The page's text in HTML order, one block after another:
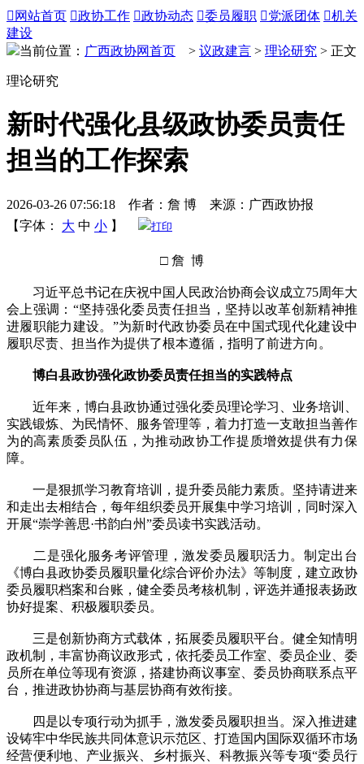
 网站首页 政协工作 政协动态 委员履职 党派团体 机关
建设
当前位置： 广西政协网首页 > 议政建言 > 理论研究 > 正文
理论研究
新时代强化县级政协委员责任
担当的工作探索
2026-03-26 07:56:18 作者：詹 博 来源：广西政协报
【字体：
大 中 小 】 打印
□ 詹 博
习近平总书记在庆祝中国人民政治协商会议成立75周年大
会上强调：“坚持强化委员责任担当，坚持以改革创新精神推
进履职能力建设。”为新时代政协委员在中国式现代化建设中
履职尽责、担当作为提供了根本遵循，指明了前进方向。
博白县政协强化政协委员责任担当的实践特点
近年来，博白县政协通过强化委员理论学习、业务培训、
实践锻炼、为民情怀、服务管理等，着力打造一支敢担当善作
为的高素质委员队伍，为推动政协工作提质增效提供有力保
障。
一是狠抓学习教育培训，提升委员能力素质。坚持请进来
和走出去相结合，每年组织委员开展集中学习培训，同时深入
开展“崇学善思·书韵白州”委员读书实践活动。
二是强化服务考评管理，激发委员履职活力。制定出台
《博白县政协委员履职量化综合评价办法》等制度，建立政协
委员履职档案和台账，健全委员考核机制，评选并通报表扬政
协好提案、积极履职委员。
三是创新协商方式载体，拓展委员履职平台。健全知情明
政机制，丰富协商议政形式，依托委员工作室、委员企业、委
员所在单位等现有资源，搭建协商议事室、委员协商联系点平
台，推进政协协商与基层协商有效衔接。
四是以专项行动为抓手，激发委员履职担当。深入推进建
设铸牢中华民族共同体意识示范区、打造国内国际双循环市场
经营便利地、产业振兴、乡村振兴、科教振兴等专项“委员行